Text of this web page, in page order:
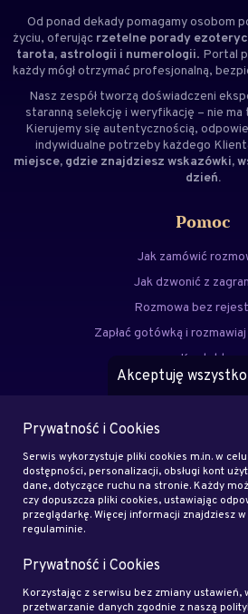
Od ponad dekady pomagamy osobom
życiu, oferując rzetelne porady
tarota, astrologii i numerologii. Portal
każdy mógł otrzymać profesjonalną,
Nasz zespół tworzą doświadczeni
staranną selekcję i weryfikację – nie
Kierujemy się autentycznością,
indywidualne potrzeby każdego
miejsce, gdzie znajdziesz wskazówki,
dzień.
Pomoc
Jak zamówić
Jak dzwonić z
Rozmowa bez
Zapłać gotówką i
Kontakt
FAQ
Eksperci
Zostań klientem
Zostań
Regulamin
Akceptuję wszystko
Prywatność i Cookies
Serwis wykorzystuje pliki cookies m.in. w
dostępności, personalizacji, obsługi kont
dane, dotyczące ruchu na stronie. Każdy
czy dopuszcza pliki cookies, ustawiając
przeglądarkę. Więcej informacji znajdziesz
regulaminie.
Prywatność i Cookies
Korzystając z serwisu bez zmiany ustawień,
przetwarzanie danych zgodnie z naszą